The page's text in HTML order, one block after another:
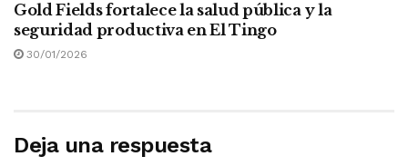
Gold Fields fortalece la salud pública y la
seguridad productiva en El Tingo
30/01/2026
Deja una respuesta